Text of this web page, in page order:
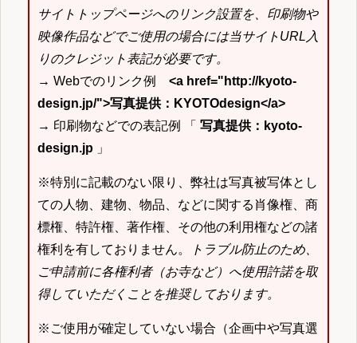
サイトトップページへのリンク設置を、印刷物や
映像作品などでご使用の場合には当サイトURL入
りのクレジット表記が必要です。
→ Webでのリンク例 <a href="http://kyoto-
design.jp/">写真提供：KYOTOdesign</a>
→ 印刷物などでの表記例 「 写真提供：kyoto-
design.jp 」
※特別に記載のない限り、弊社は写真被写体とし
ての人物、建物、物品、などに関する肖像権、商
標権、特許権、著作権、その他の利用権などの諸
権利を有しておりません。
トラブル防止のため、
ご申請前に各権利者（お寺など）へ使用許諾を取
得していただくことを推奨しております。
※ご使用が確定していない場合（企画中や写真選